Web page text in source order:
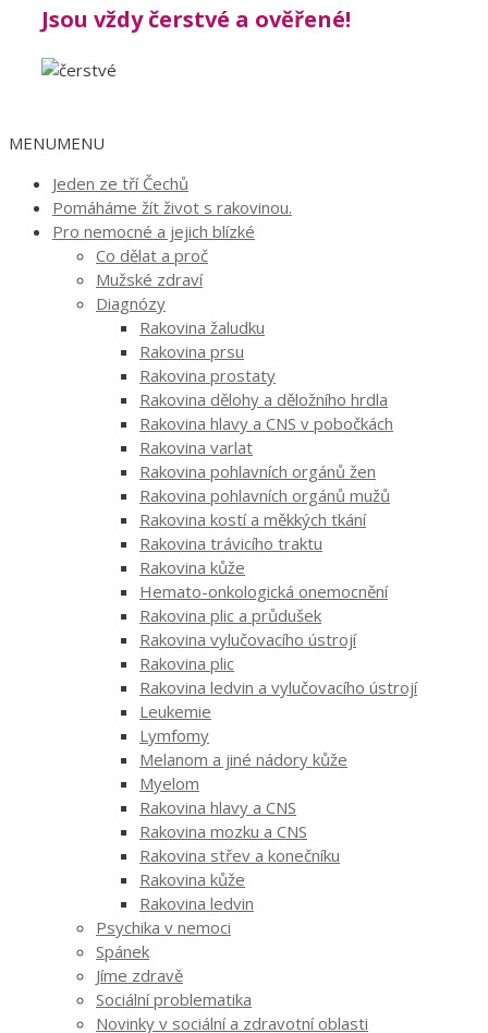
Jsou vždy čerstvé a ověřené!
MENUMENU
Jeden ze tří Čechů
Pomáháme žít život s rakovinou.
Pro nemocné a jejich blízké
Co dělat a proč
Mužské zdraví
Diagnózy
Rakovina žaludku
Rakovina prsu
Rakovina prostaty
Rakovina dělohy a děložního hrdla
Rakovina hlavy a CNS v pobočkách
Rakovina varlat
Rakovina pohlavních orgánů žen
Rakovina pohlavních orgánů mužů
Rakovina kostí a měkkých tkání
Rakovina trávicího traktu
Rakovina kůže
Hemato-onkologická onemocnění
Rakovina plic a průdušek
Rakovina vylučovacího ústrojí
Rakovina plic
Rakovina ledvin a vylučovacího ústrojí
Leukemie
Lymfomy
Melanom a jiné nádory kůže
Myelom
Rakovina hlavy a CNS
Rakovina mozku a CNS
Rakovina střev a konečníku
Rakovina kůže
Rakovina ledvin
Psychika v nemoci
Spánek
Jíme zdravě
Sociální problematika
Novinky v sociální a zdravotní oblasti